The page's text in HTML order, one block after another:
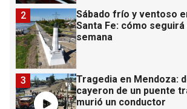
Sábado frío y ventoso
Santa Fe: cómo seguirá
semana
2
Tragedia en Mendoza:
cayeron de un puente
murió un conductor
3